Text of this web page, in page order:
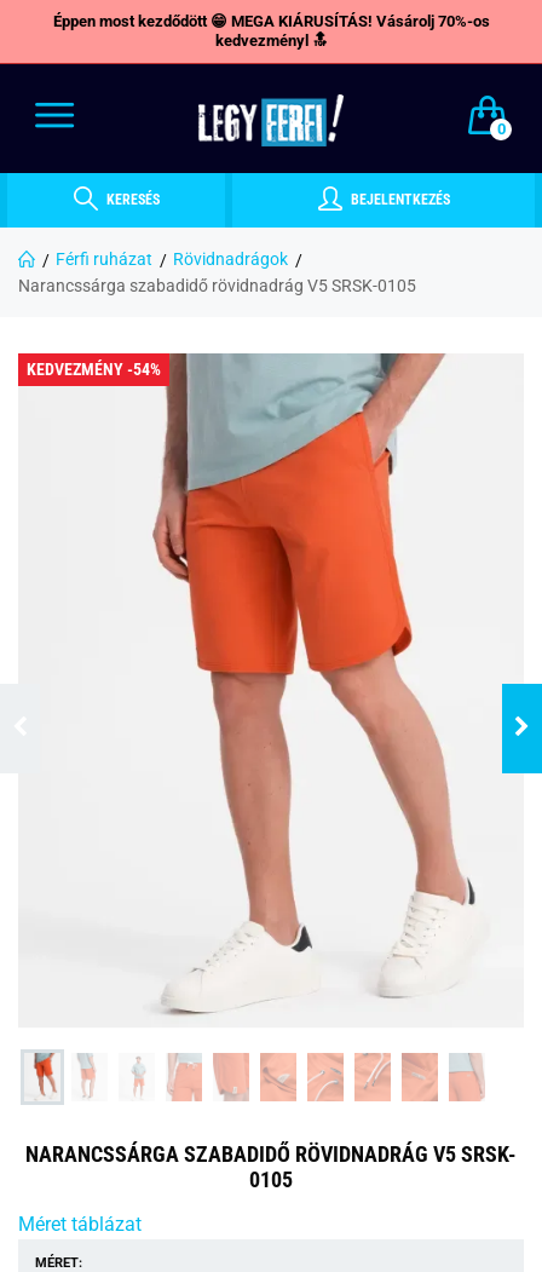
Éppen most kezdődött 😁 MEGA KIÁRUSÍTÁS! Vásárolj 70%-os
kedvezményl 🔝
0
KERESÉS BEJELENTKEZÉS
Férfi ruházat
Rövidnadrágok
Narancssárga szabadidő rövidnadrág V5 SRSK-0105
KEDVEZMÉNY -54%
NARANCSSÁRGA SZABADIDŐ RÖVIDNADRÁG V5 SRSK-
0105
Méret táblázat
MÉRET: